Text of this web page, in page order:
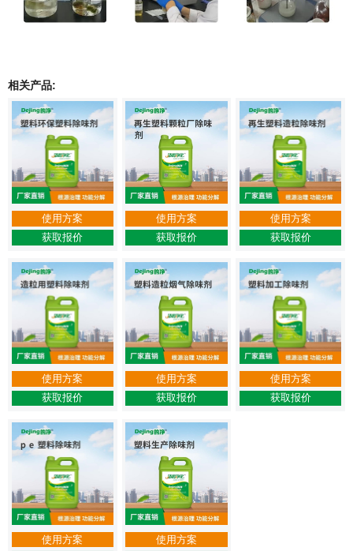
相关产品:
使用方案
获取报价
使用方案
获取报价
使用方案
获取报价
使用方案
获取报价
使用方案
获取报价
使用方案
获取报价
使用方案
使用方案